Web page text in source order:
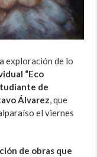
exploración de lo
“Eco
de
Álvarez, que
el viernes
de obras que